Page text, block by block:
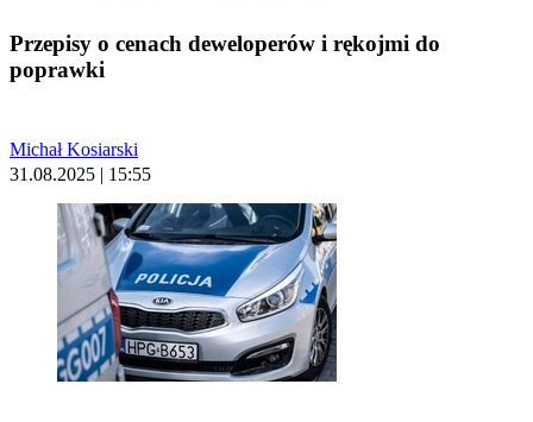
Przepisy o cenach deweloperów i rękojmi do
poprawki
Michał Kosiarski
31.08.2025 | 15:55